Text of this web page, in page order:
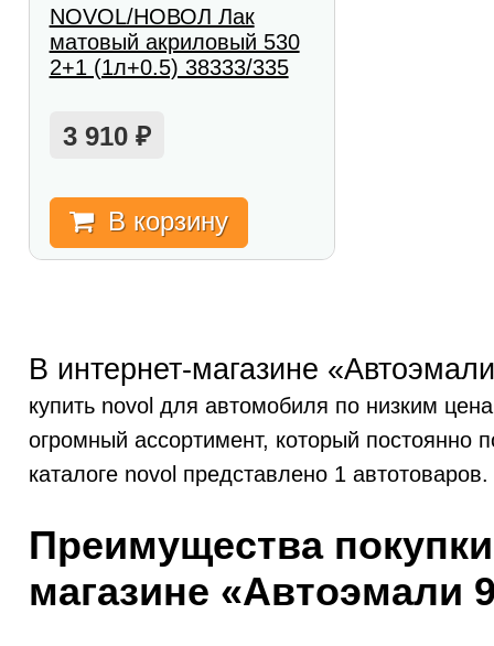
NOVOL/НОВОЛ Лак
матовый акриловый 530
2+1 (1л+0.5) 38333/335
3 910 ₽
В корзину
В интернет-магазине
купить novol для автомобиля по низким
огромный ассортимент, который постоянно
каталоге novol представлено 1 автотоваров.
Преимущества
магазине «Автоэмали